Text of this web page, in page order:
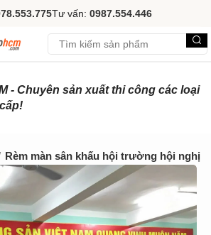
Tư vấn: 0987.554.446
- Chuyên sản xuất thi công các loại
Rèm màn sân khấu hội trường hội nghị